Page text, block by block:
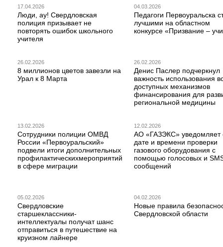
17.04.2026
Люди, ау! Свердловская
полиция призывает не
повторять ошибок школьного
учителя
04.03.2026
Педагоги Первоуральска
лучшими на областном
конкурсе «Призвание –
26.02.2026
8 миллионов цветов завезли на
Урал к 8 Марта
26.02.2026
Денис Паслер подчеркнул
важность использования
доступных механизмов
финансирования для
региональной медицины
13.02.2026
Сотрудники полиции ОМВД
России «Первоуральский»
подвели итоги дополнительных
профилактическихмероприятий
в сфере миграции
12.02.2026
АО «ГАЗЭКС» уведомляет
дате и времени проверки
газового оборудования с
помощью голосовых и
сообщений
05.02.2026
Свердловские
старшеклассники-
интеллектуалы получат шанс
отправиться в путешествие на
круизном лайнере
04.02.2026
Новые правила
Свердловской области